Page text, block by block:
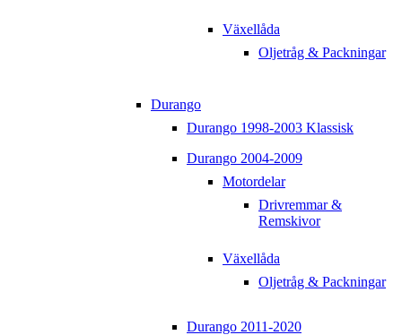
Växellåda
Oljetråg & Packningar
Durango
Durango 1998-2003 Klassisk
Durango 2004-2009
Motordelar
Drivremmar &
Remskivor
Växellåda
Oljetråg & Packningar
Durango 2011-2020